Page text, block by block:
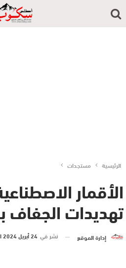
الرئيسية مستجدات
الأقمار
تهديدات الجفاف
إدارة الموقع نشر في 24 أبريل 2024 الساعة 10 و 45 دقيقة